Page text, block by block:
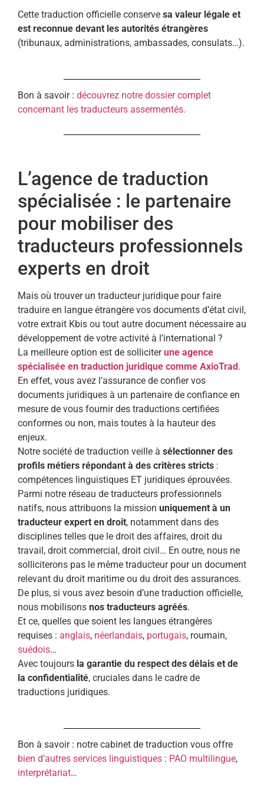
Cette traduction officielle conserve sa valeur légale et
est reconnue devant les autorités étrangères
(tribunaux, administrations, ambassades, consulats…).
Bon à savoir : découvrez notre dossier complet
concernant les traducteurs assermentés.
L’agence de traduction
spécialisée : le partenaire
pour mobiliser des
traducteurs professionnels
experts en droit
Mais où trouver un traducteur juridique pour faire
traduire en langue étrangère vos documents d’état civil,
votre extrait Kbis ou tout autre document nécessaire au
développement de votre activité à l’international ?
La meilleure option est de solliciterune agence
spécialisée en traduction juridique comme AxioTrad.
En effet, vous avez l’assurance de confier vos
documents juridiques à un partenaire de confiance en
mesure de vous fournir des traductions certifiées
conformes ou non, mais toutes à la hauteur des
enjeux.
Notre société de traduction veille à sélectionner des
profils métiers répondant à des critères stricts :
compétences linguistiques ET juridiques éprouvées.
Parmi notre réseau de traducteurs professionnels
natifs, nous attribuons la mission uniquement à un
traducteur expert en droit, notamment dans des
disciplines telles que le droit des affaires, droit du
travail, droit commercial, droit civil… En outre, nous ne
solliciterons pas le même traducteur pour un document
relevant du droit maritime ou du droit des assurances.
De plus, si vous avez besoin d’une traduction officielle,
nous mobilisons nos traducteurs agréés.
Et ce, quelles que soient les langues étrangères
requises : anglais, néerlandais, portugais, roumain,
suédois…
Avec toujours la garantie du respect des délais et de
la confidentialité, cruciales dans le cadre de
traductions juridiques.
Bon à savoir : notre cabinet de traduction vous offre
bien d’autres services linguistiques : PAO multilingue,
interprétariat…